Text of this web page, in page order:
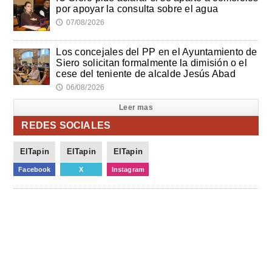
por apoyar la consulta sobre el agua
🕔 07/08/2026
Los concejales del PP en el Ayuntamiento de
Siero solicitan formalmente la dimisión o el
cese del teniente de alcalde Jesús Abad
🕔 06/08/2026
Leer mas
REDES SOCIALES
ElTapin
Facebook
ElTapin
X
ElTapin
Instagram